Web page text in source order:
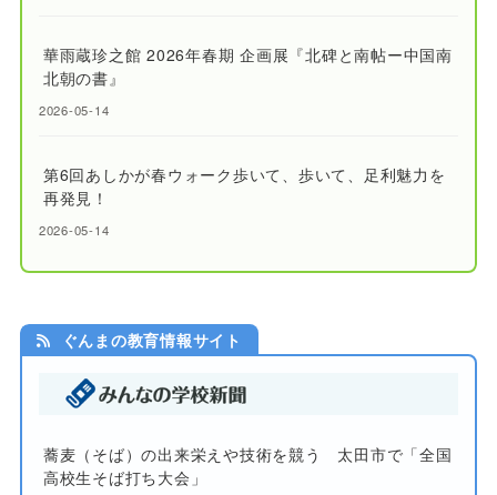
華雨蔵珍之館 2026年春期 企画展『北碑と南帖ー中国南
北朝の書』
2026-05-14
第6回あしかが春ウォーク歩いて、歩いて、足利魅力を
再発見！
2026-05-14
ぐんまの教育情報サイト
蕎麦（そば）の出来栄えや技術を競う 太田市で「全国
高校生そば打ち大会」